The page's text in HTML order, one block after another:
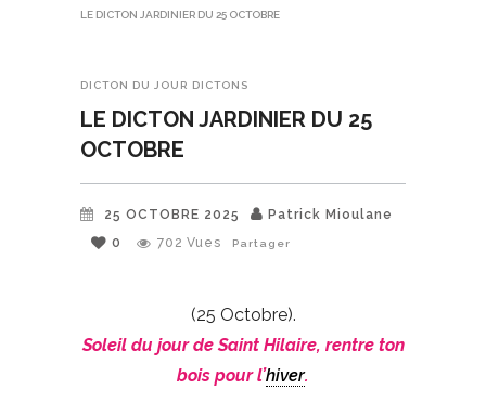
LE DICTON JARDINIER DU 25 OCTOBRE
DICTON DU JOUR DICTONS
LE DICTON JARDINIER DU 25
OCTOBRE
25 OCTOBRE 2025
Patrick Mioulane
0
702 Vues Partager
(25 Octobre).
Soleil du jour de Saint Hilaire, rentre ton
bois pour l’hiver.